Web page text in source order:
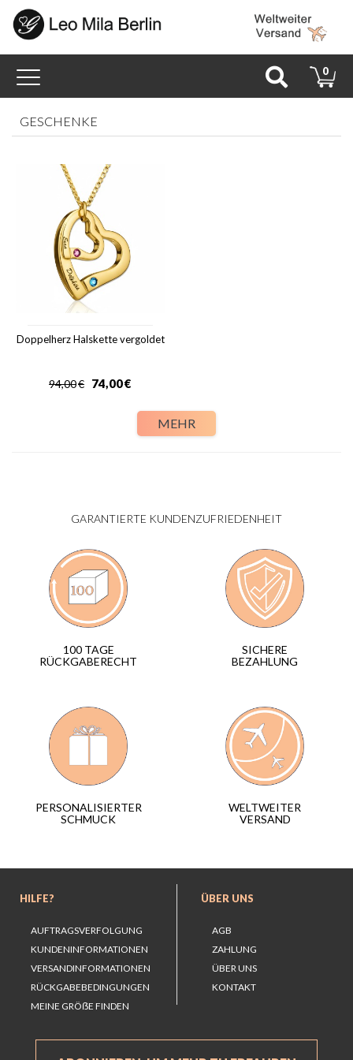
Toggle
navigation
0
GESCHENKE
Doppelherz Halskette vergoldet
€
94,00 €
74,00
MEHR
GARANTIERTE KUNDENZUFRIEDENHEIT
100 TAGE
RÜCKGABERECHT
SICHERE
BEZAHLUNG
PERSONALISIERTER
SCHMUCK
WELTWEITER
VERSAND
HILFE?
AUFTRAGSVERFOLGUNG
KUNDENINFORMATIONEN
VERSANDINFORMATIONEN
RÜCKGABEBEDINGUNGEN
MEINE GRÖẞE FINDEN
ÜBER UNS
AGB
ZAHLUNG
ÜBER UNS
KONTAKT